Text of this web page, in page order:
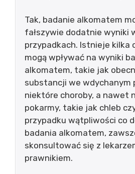
Tak, badanie alkomatem
fałszywie dodatnie wyniki
przypadkach. Istnieje kilka
mogą wpływać na wyniki
alkomatem, takie jak
substancji we wdychanym
niektóre choroby, a nawet
pokarmy, takie jak chleb
przypadku wątpliwości co
badania alkomatem,
skonsultować się z
prawnikiem.